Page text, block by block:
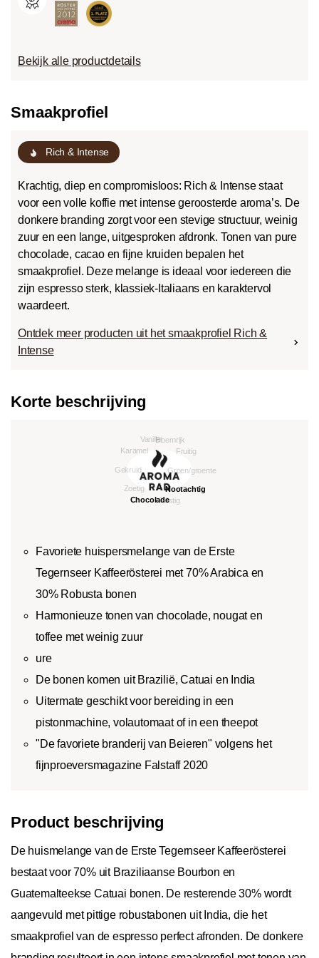
Bekijk alle productdetails
Smaakprofiel
Rich & Intense
Krachtig, diep en compromisloos: Rich & Intense staat
voor een volle koffie met intense geroosterde aroma’s. De
donkere branding zorgt voor een stevige structuur, weinig
zuur en een lange, uitgesproken afdronk. Tonen van pure
chocolade, cacao en fijne kruiden bepalen het
smaakprofiel. Deze melange is ideaal voor iedereen die
zijn espresso sterk, klassiek-Italiaans en karaktervol
waardeert.
Ontdek meer producten uit het smaakprofiel Rich &
Intense
Korte beschrijving
Favoriete huispersmelange van de Erste
Tegernseer Kaffeerösterei met 70% Arabica en
30% Robusta bonen
Harmonieuze tonen van chocolade, nougat en
toffee met weinig zuur
ure
De bonen komen uit Brazilië, Catuai en India
Uitermate geschikt voor bereiding in een
pistonmachine, volautomaat of in een theepot
"De favoriete branderij van Beieren" volgens het
fijnproeversmagazine Falstaff 2020
Product beschrijving
De huismelange van de Erste Tegernseer Kaffeerösterei
bestaat voor 70% uit Braziliaanse Bourbon en
Guatemalteekse Catuai bonen. De resterende 30% wordt
aangevuld met pittige robustabonen uit India, die het
smaakprofiel van de espresso perfect afronden. De donkere